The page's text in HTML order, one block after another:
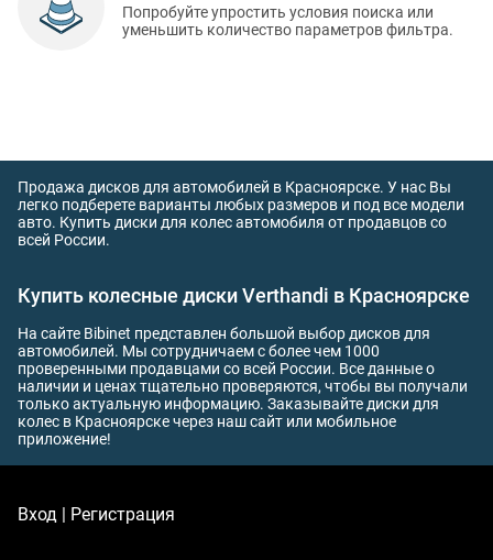
Попробуйте упростить условия поиска или
уменьшить количество параметров фильтра.
Продажа дисков для автомобилей в Красноярске. У нас Вы
легко подберете варианты любых размеров и под все модели
авто. Купить диски для колес автомобиля от продавцов со
всей России.
Купить колесные диски Verthandi в Красноярске
На сайте Bibinet представлен большой выбор дисков для
автомобилей. Мы сотрудничаем с более чем 1000
проверенными продавцами со всей России. Все данные о
наличии и ценах тщательно проверяются, чтобы вы получали
только актуальную информацию. Заказывайте диски для
колес в Красноярске через наш сайт или мобильное
приложение!
Вход | Регистрация